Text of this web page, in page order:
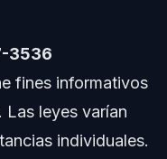
del Norte y
Inmigrantes
3536
fines informativos
leyes varían
individuales.